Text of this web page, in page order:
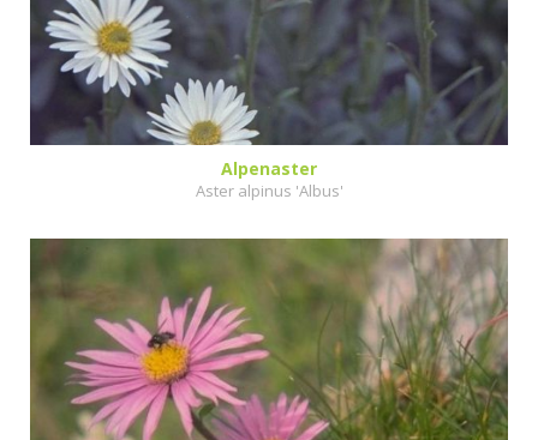
Alpenaster
Aster alpinus 'Albus'